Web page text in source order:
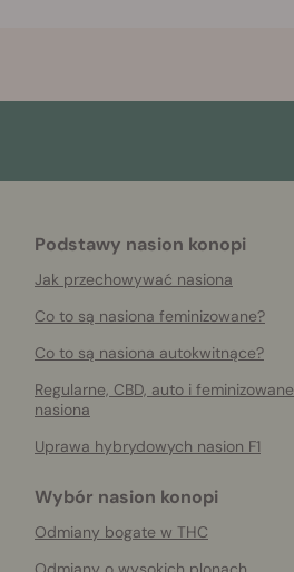
Podstawy nasion konopi
Jak przechowywać nasiona
Co to są nasiona feminizowane?
Co to są nasiona autokwitnące?
Regularne, CBD, auto i feminizowane
nasiona
Uprawa hybrydowych nasion F1
Wybór nasion konopi
Odmiany bogate w THC